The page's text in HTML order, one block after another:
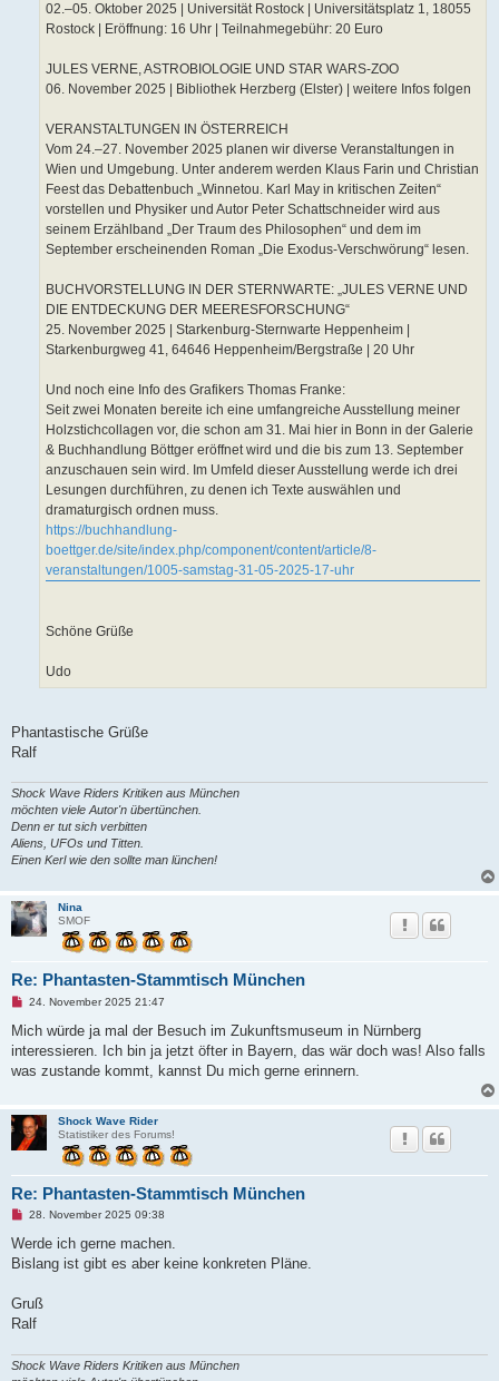
02.–05. Oktober 2025 | Universität Rostock | Universitätsplatz 1, 18055
Rostock | Eröffnung: 16 Uhr | Teilnahmegebühr: 20 Euro
JULES VERNE, ASTROBIOLOGIE UND STAR WARS-ZOO
06. November 2025 | Bibliothek Herzberg (Elster) | weitere Infos folgen
VERANSTALTUNGEN IN ÖSTERREICH
Vom 24.–27. November 2025 planen wir diverse Veranstaltungen in
Wien und Umgebung. Unter anderem werden Klaus Farin und Christian
Feest das Debattenbuch „Winnetou. Karl May in kritischen Zeiten“
vorstellen und Physiker und Autor Peter Schattschneider wird aus
seinem Erzählband „Der Traum des Philosophen“ und dem im
September erscheinenden Roman „Die Exodus-Verschwörung“ lesen.
BUCHVORSTELLUNG IN DER STERNWARTE: „JULES VERNE UND
DIE ENTDECKUNG DER MEERESFORSCHUNG“
25. November 2025 | Starkenburg-Sternwarte Heppenheim |
Starkenburgweg 41, 64646 Heppenheim/Bergstraße | 20 Uhr
Und noch eine Info des Grafikers Thomas Franke:
Seit zwei Monaten bereite ich eine umfangreiche Ausstellung meiner
Holzstichcollagen vor, die schon am 31. Mai hier in Bonn in der Galerie
& Buchhandlung Böttger eröffnet wird und die bis zum 13. September
anzuschauen sein wird. Im Umfeld dieser Ausstellung werde ich drei
Lesungen durchführen, zu denen ich Texte auswählen und
dramaturgisch ordnen muss.
https://buchhandlung-
boettger.de/site/index.php/component/content/article/8-
veranstaltungen/1005-samstag-31-05-2025-17-uhr
Schöne Grüße
Udo
Phantastische Grüße
Ralf
Shock Wave Riders Kritiken aus München
möchten viele Autor'n übertünchen.
Denn er tut sich verbitten
Aliens, UFOs und Titten.
Einen Kerl wie den sollte man lünchen!
Nina
SMOF
Re: Phantasten-Stammtisch München
U
g
l
e
n
e
r
B
i
r
a
24. November 2025 21:47
Mich würde ja mal der Besuch im Zukunftsmuseum in Nürnberg
interessieren. Ich bin ja jetzt öfter in Bayern, das wär doch was! Also falls
was zustande kommt, kannst Du mich gerne erinnern.
Shock Wave Rider
Statistiker des Forums!
Re: Phantasten-Stammtisch München
U
g
l
e
n
B
28. November 2025 09:38
Werde ich gerne machen.
Bislang ist gibt es aber keine konkreten Pläne.
Gruß
Ralf
Shock Wave Riders Kritiken aus München